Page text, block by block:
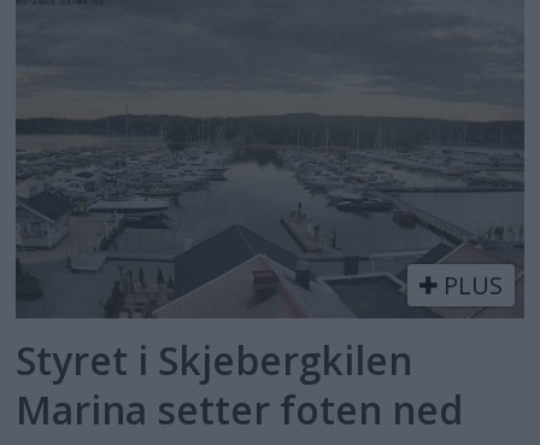
PLUS
Styret i Skjebergkilen
Marina setter foten ned